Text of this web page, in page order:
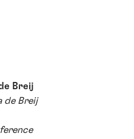
Breij
de Breij